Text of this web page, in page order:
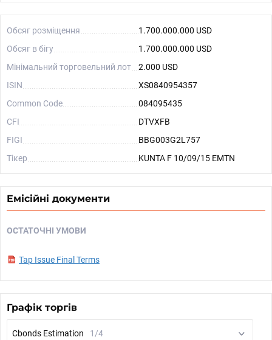
Обсяг розміщення
1.700.000.000 USD
Обсяг в бігу
1.700.000.000 USD
Мінімальний торговельний лот
2.000 USD
ISIN
XS0840954357
Common Code
084095435
CFI
DTVXFB
FIGI
BBG003G2L757
Тікер
KUNTA F 10/09/15 EMTN
Емісійні документи
ОСТАТОЧНІ УМОВИ
Tap Issue Final Terms
Графік торгів
Cbonds Estimation 1/4